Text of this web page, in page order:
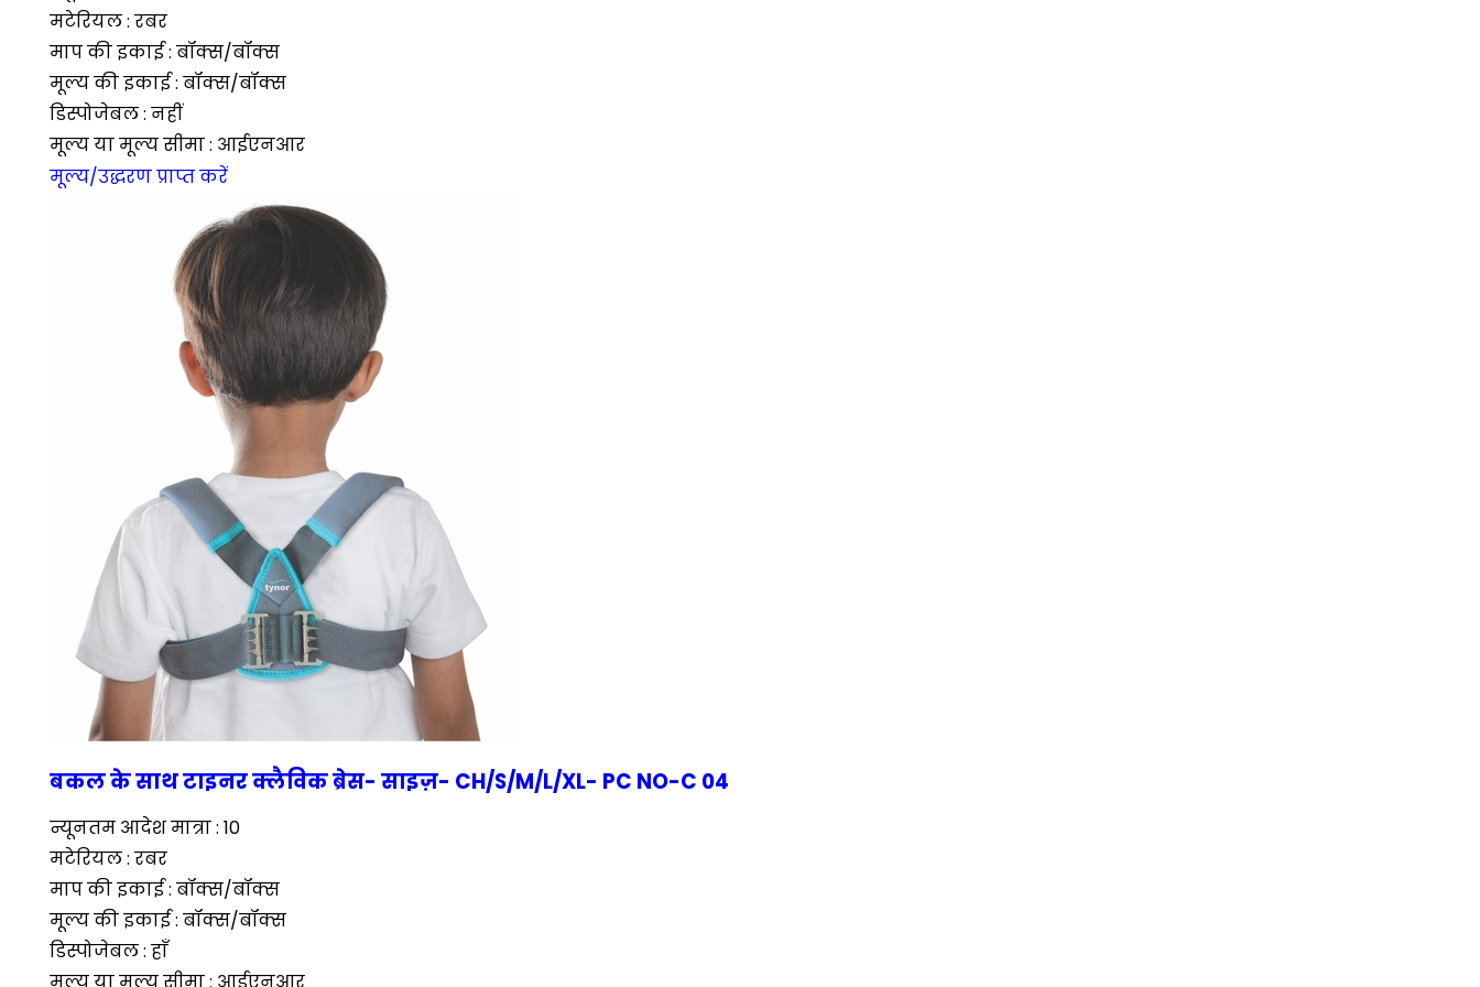
मटेरियल : रबर
माप की इकाई : बॉक्स/बॉक्स
मूल्य की इकाई : बॉक्स/बॉक्स
डिस्पोजेबल : नहीं
मूल्य या मूल्य सीमा : आईएनआर
मूल्य/उद्धरण प्राप्त करें
बकल के साथ टाइनर क्लैविक ब्रेस- साइज़- CH/S/M/L/XL- PC NO-C 04
न्यूनतम आदेश मात्रा : 10
मटेरियल : रबर
माप की इकाई : बॉक्स/बॉक्स
मूल्य की इकाई : बॉक्स/बॉक्स
डिस्पोजेबल : हाँ